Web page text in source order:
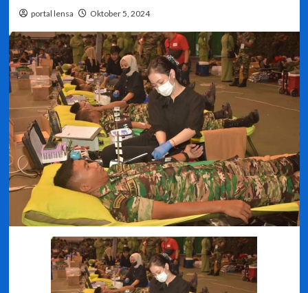
portal lensa Oktober 5, 2024